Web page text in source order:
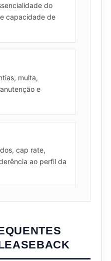
do
capacidade de
multa,
e
cap rate,
ao perfil da